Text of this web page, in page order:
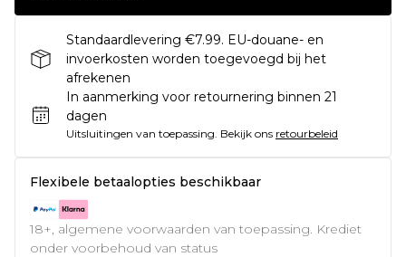
Standaardlevering €7.99. EU-douane- en
invoerkosten worden toegevoegd bij het
afrekenen
In aanmerking voor retournering binnen 21
dagen
Uitsluitingen van toepassing. Bekijk ons retourbeleid
Flexibele betaalopties beschikbaar
18+, algemene voorwaarden van toepassing. Krediet
onder voorbehoud van status